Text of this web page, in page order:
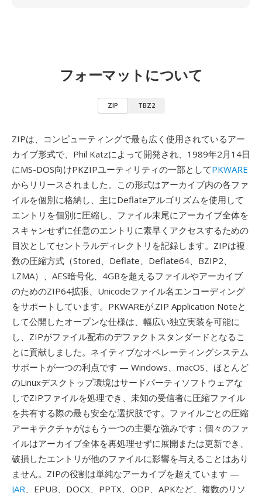
フォーマットについて
ZIP TBZ2
ZIPは、コンピューティングで最も広く使用されているアー
カイブ形式で、Phil Katzによって開発され、1989年2月14日
にMS-DOS向けPKZIPユーティリティの一部としてPKWARE
からリリースされました。この形式はアーカイブ内の各ファ
イルを個別に格納し、主にDeflateアルゴリズムを使用して
エントリを個別に圧縮し、ファイル末尾にアーカイブ全体を
スキャンせずに任意のエントリに素早くアクセスするための
目次としてセントラルディレクトリを記録します。ZIPは複
数の圧縮方式（Stored、Deflate、Deflate64、BZIP2、
LZMA）、AES暗号化、4GBを超えるファイルやアーカイブ
のためのZIP64拡張、Unicodeファイル名エンコーディング
をサポートしています。PKWAREが.ZIP Application Noteと
して公開したオープンな仕様は、幅広い独立実装を可能に
し、ZIPがファイル配布のデファクトスタンダードとなるこ
とに貢献しました。ネイティブなオペレーティングシステム
サポートが一つの利点です — Windows、macOS、ほとんど
のLinuxデスクトップ環境はサードパーティソフトウェアな
しでZIPファイルを処理でき、未知の受信者に圧縮ファイル
を共有する際の最も安全な選択肢です。ファイルごとの圧縮
アーキテクチャがはもう一つの主要な強みです：個々のファ
イルはアーカイブ全体を再処理せずに展開または更新でき、
破損したエントリが他のファイルに影響を与えることはあり
ません。ZIPの役割は単純なアーカイブを超えています —
JAR、EPUB、DOCX、PPTX、ODP、APKなど、複数のリソ